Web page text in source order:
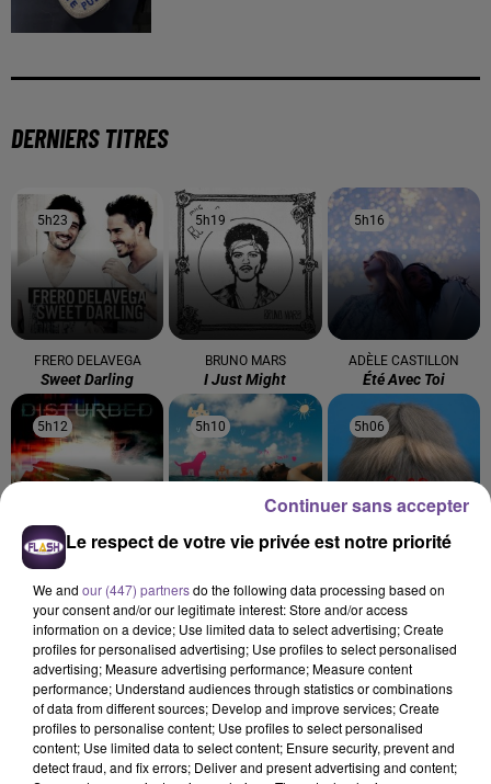
DERNIERS TITRES
5h23
5h23
FRERO DELAVEGA
Sweet Darling
5h19
5h19
BRUNO MARS
I Just Might
5h16
5h16
ADÈLE CASTILLON
Été Avec Toi
5h12
5h12
DISTURBED
The Sound Of Silence
(remix Cyril)
5h10
5h10
Frerot
5h06
5h06
Dancing In The Rain
Cet élément est masqué compte-tenu du refus du
dépôt de cookies que vous avez exprimé. Si vous
Le respect de votre vie privée est notre priorité
We and our (447) partnersdo the following data processing based on
your consent and/or our legitimate interest: Store and/or access
information on a device; Use limited data to select advertising; Create
profiles for personalised advertising; Use profiles to select personalised
advertising; Measure advertising performance; Measure content
performance; Understand audiences through statistics or combinations
of data from different sources; Develop and improve services; Create
profiles to personalise content; Use profiles to select personalised
content; Use limited data to select content; Ensure security, prevent and
detect fraud, and fix errors; Deliver and present advertising and content;
Continuer sans accepter